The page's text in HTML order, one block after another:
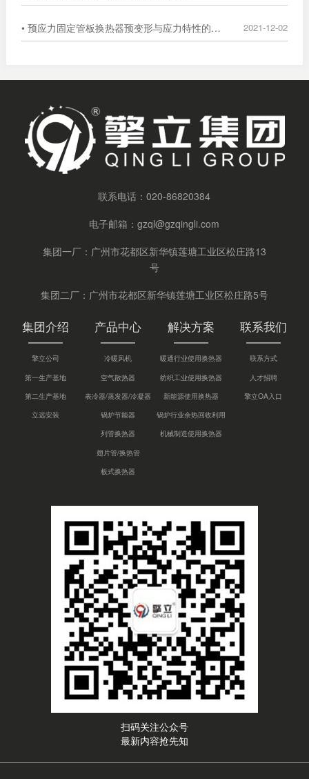
• 预应力固定管板换热器预变形与应力特性的数值分析 2021-12-02
联系电话：020-86820384
电子邮箱：gzql@gzqingli.com
集团一厂：广州市花都区新华镇莲塘工业区松庄路13
号
集团二厂：广州市花都区新华镇莲塘工业区松庄路5号
集团介绍
擎立公司
第一生产基地
第二生产基地
立远安装
产品中心
冷暖风机
空气散热器
表冷器/蒸发器/冷凝器
锅炉节能器
列管换热器
翅片管/换热管
板式换热器
解决方案
暖通行业使用换热器
纺织工业使用换热器
新能源使用换热器
锅炉行业余热回收利用
机械制造使用换热器
联系我们
联系方式
人才招聘
擎立OA入口
扫码关注公众号
最新内容抢先知